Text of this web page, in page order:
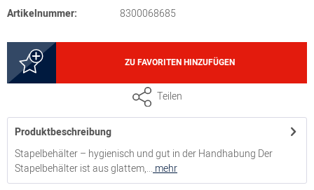
Artikelnummer:
8300068685
ZU FAVORITEN HINZUFÜGEN
Teilen
Produktbeschreibung
Stapelbehälter – hygienisch und gut in der Handhabung Der
Stapelbehälter ist aus glattem,... mehr